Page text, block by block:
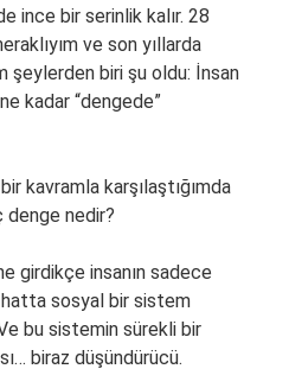
ince bir serinlik kalır. 28
ve son yıllarda
şeylerden biri şu oldu: İnsan
kadar “dengede”
kavramla karşılaştığımda
nedir?
girdikçe insanın sadece
sosyal bir sistem
bu sistemin sürekli bir
biraz düşündürücü.